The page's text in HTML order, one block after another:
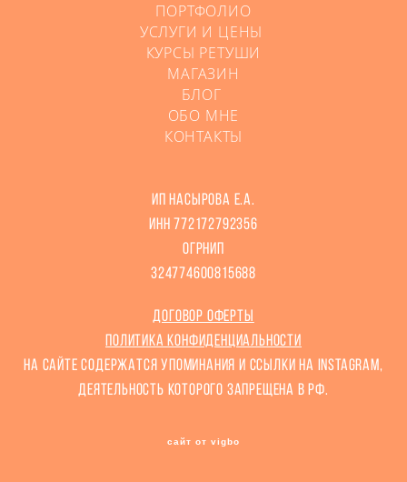
ПОРТФОЛИО
УСЛУГИ И ЦЕНЫ
КУРСЫ РЕТУШИ
МАГАЗИН
БЛОГ
ОБО МНЕ
КОНТАКТЫ
ИП Насырова Е.А.
ИНН 772172792356
ОГРНИП
324774600815688
Договор оферты
Политика конфиденциальности
На сайте содержатся упоминания и ссылки на Instagram,
деятельность которого запрещена в РФ.
сайт от vigbo